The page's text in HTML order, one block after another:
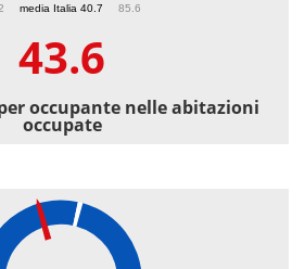
media Italia 40.7 85.6
43.6
occupante nelle abitazioni
occupate